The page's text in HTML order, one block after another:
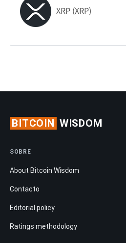
XRP (XRP)
BITCOIN WISDOM
SOBRE
About Bitcoin Wisdom
Contacto
Editorial policy
Ratings methodology